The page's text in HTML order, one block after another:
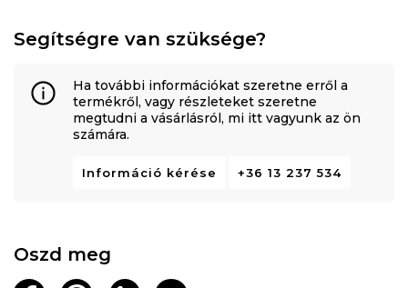
Segítségre van szüksége?
Ha további információkat szeretne erről a
termékről, vagy részleteket szeretne
megtudni a vásárlásról, mi itt vagyunk az ön
számára.
Információ kérése +36 13 237 534
Oszd meg